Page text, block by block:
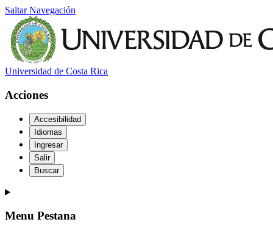
Saltar Navegación
Universidad de Costa Rica
Acciones
Accesibilidad
Idiomas
Ingresar
Salir
Buscar
Menu Pestana